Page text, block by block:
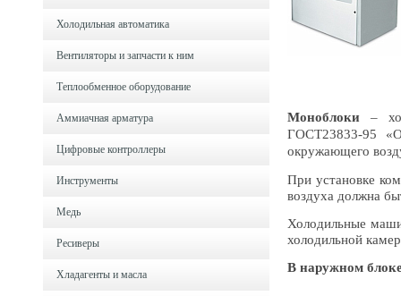
Холодильная автоматика
Вентиляторы и запчасти к ним
Теплообменное оборудование
Аммиачная арматура
Цифровые контроллеры
Инструменты
Медь
Ресиверы
Хладагенты и масла
Моноблоки –
ГОСТ23833-95
окружающего
При установке
воздуха должна
Холодильные
холодильной
В наружном